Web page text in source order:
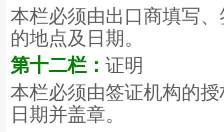
本栏必须由出口商填写
的地点及日期。
第十二栏： 证明
本栏必须由签证机构的
日期并盖章。